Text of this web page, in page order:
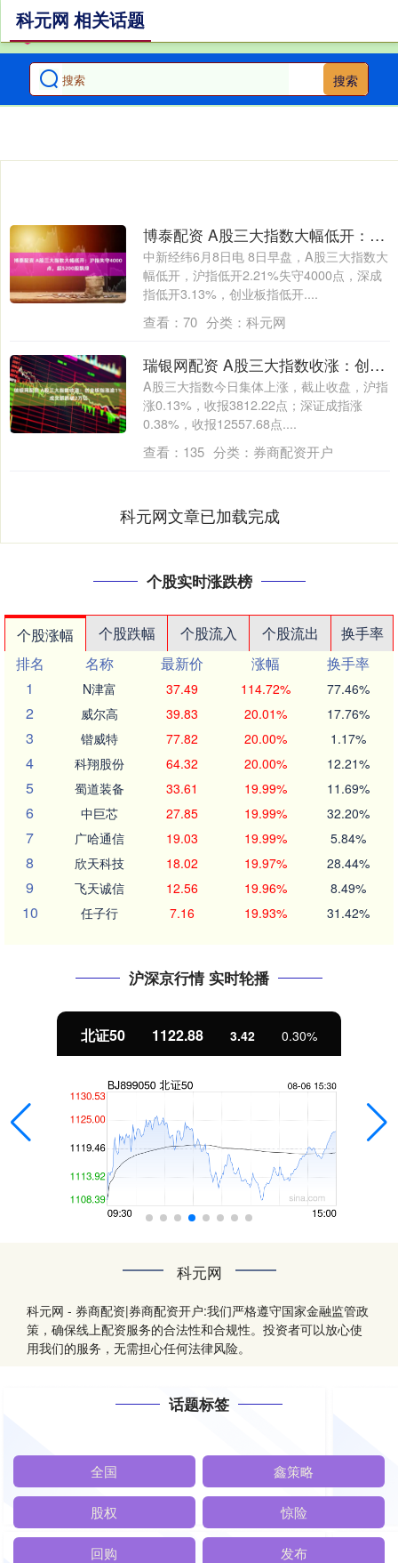
搜索
科元网 相关话题
博泰配资 A股三大指数大幅低开：沪指失守4000点，超5200股飘绿
中新经纬6月8日电 8日早盘，A股三大指数大
幅低开，沪指低开2.21%失守4000点，深成
指低开3.13%，创业板指低开....
查看： 70 分类： 科元网
瑞银网配资 A股三大指数收涨：创业板指涨逾1% 成交额跌破2万亿
A股三大指数今日集体上涨，截止收盘，沪指
涨0.13%，收报3812.22点；深证成指涨
0.38%，收报12557.68点....
查看： 135 分类： 券商配资开户
科元网文章已加载完成
个股实时涨跌榜
个股涨幅 个股跌幅 个股流入 个股流出
换手率
排名
名称 最新价 涨幅
换手率
1
N津富 37.49 114.72% 77.46%
2 威尔高 39.83 20.01% 17.76%
3 锴威特 77.82 20.00% 1.17%
4 科翔股份 64.32 20.00% 12.21%
5 蜀道装备 33.61 19.99% 11.69%
6 中巨芯 27.85 19.99% 32.20%
7 广哈通信 19.03 19.99% 5.84%
8 欣天科技 18.02 19.97% 28.44%
9 飞天诚信 12.56 19.96% 8.49%
10 任子行 7.16 19.93% 31.42%
沪深京行情 实时轮播
北证50 1122.88 3.42 0.30%
科元网
科元网 - 券商配资|券商配资开户:我们严格遵守国家金融监管政
策，确保线上配资服务的合法性和合规性。投资者可以放心使
用我们的服务，无需担心任何法律风险。
话题标签
全国 鑫策略
股权 惊险
回购 发布